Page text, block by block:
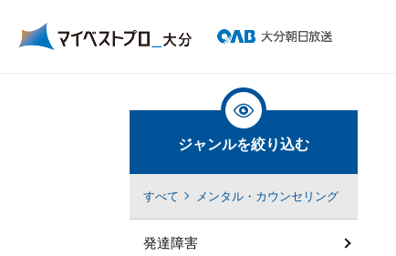
ジャンルを絞り込む
すべて メンタル・カウンセリング
発達障害